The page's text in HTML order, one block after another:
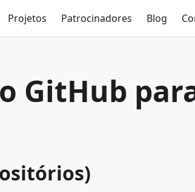
Projetos Patrocinadores Blog
GitHub